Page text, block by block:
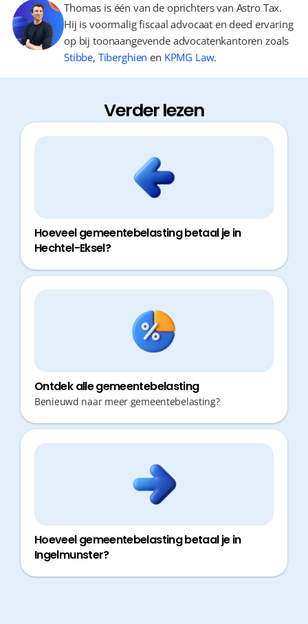
Thomas is één van de oprichters van Astro Tax.
Hij is voormalig fiscaal advocaat en deed ervaring
op bij toonaangevende advocatenkantoren zoals
Stibbe, Tiberghien en KPMG Law.
Verder lezen
Hoeveel gemeentebelasting betaal je in
Hechtel-Eksel?
Ontdek alle gemeentebelasting
Benieuwd naar meer gemeentebelasting?
Hoeveel gemeentebelasting betaal je in
Ingelmunster?